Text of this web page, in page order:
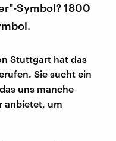
Symbol? 1800
Stuttgart hat das
Sie sucht ein
uns manche
anbietet, um